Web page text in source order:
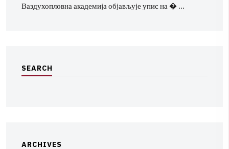
Ваздухопловна академија објављује упис на � …
SEARCH
ARCHIVES